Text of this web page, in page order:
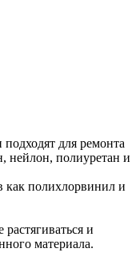
для ремонта
нейлон, полиуретан и
как полихлорвинил и
и
материала.